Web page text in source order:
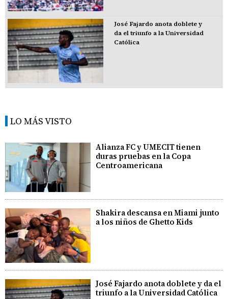
José Fajardo anota doblete y
da el triunfo a la Universidad
Católica
LO MÁS VISTO
Alianza FC y UMECIT tienen
duras pruebas en la Copa
Centroamericana
Shakira descansa en Miami junto
a los niños de Ghetto Kids
José Fajardo anota doblete y da el
triunfo a la Universidad Católica